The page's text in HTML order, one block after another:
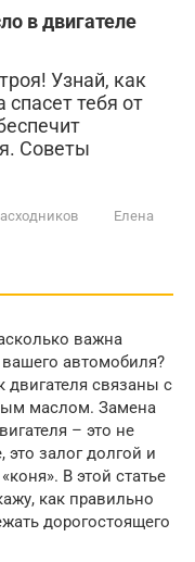
в двигателе
Узнай, как
тебя от
Советы
Елена
важна
автомобиля?
двигателя связаны с
маслом. Замена
– это не
это залог долгой и
В этой статье
как правильно
дорогостоящего